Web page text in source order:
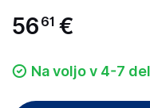
56 61 €
Na voljo v 4-7